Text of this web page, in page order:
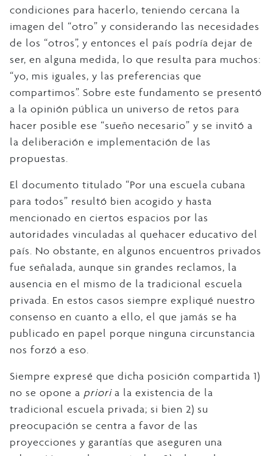
condiciones para hacerlo, teniendo cercana la
imagen del “otro” y considerando las necesidades
de los “otros”, y entonces el país podría dejar de
ser, en alguna medida, lo que resulta para muchos:
“yo, mis iguales, y las preferencias que
compartimos”. Sobre este fundamento se presentó
a la opinión pública un universo de retos para
hacer posible ese “sueño necesario” y se invitó a
la deliberación e implementación de las
propuestas.
El documento titulado “Por una escuela cubana
para todos” resultó bien acogido y hasta
mencionado en ciertos espacios por las
autoridades vinculadas al quehacer educativo del
país. No obstante, en algunos encuentros privados
fue señalada, aunque sin grandes reclamos, la
ausencia en el mismo de la tradicional escuela
privada. En estos casos siempre expliqué nuestro
consenso en cuanto a ello, el que jamás se ha
publicado en papel porque ninguna circunstancia
nos forzó a eso.
Siempre expresé que dicha posición compartida 1)
no se opone a prioria la existencia de la
tradicional escuela privada; si bien 2) su
preocupación se centra a favor de las
proyecciones y garantías que aseguren una